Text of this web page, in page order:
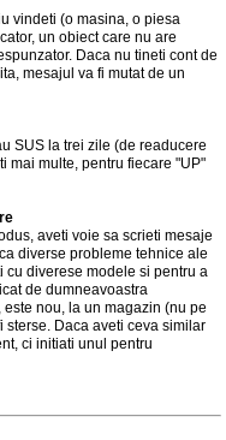
vindeti (o masina, o piesa
un obiect care nu are
Daca nu tineti cont de
mesajul va fi mutat de un
SUS la trei zile (de readucere
mai multe, pentru fiecare "UP"
aveti voie sa scrieti mesaje
diverse probleme tehnice ale
cu diverese modele si pentru a
de dumneavoastra
nou, la un magazin (nu pe
sterse. Daca aveti ceva similar
ci initiati unul pentru